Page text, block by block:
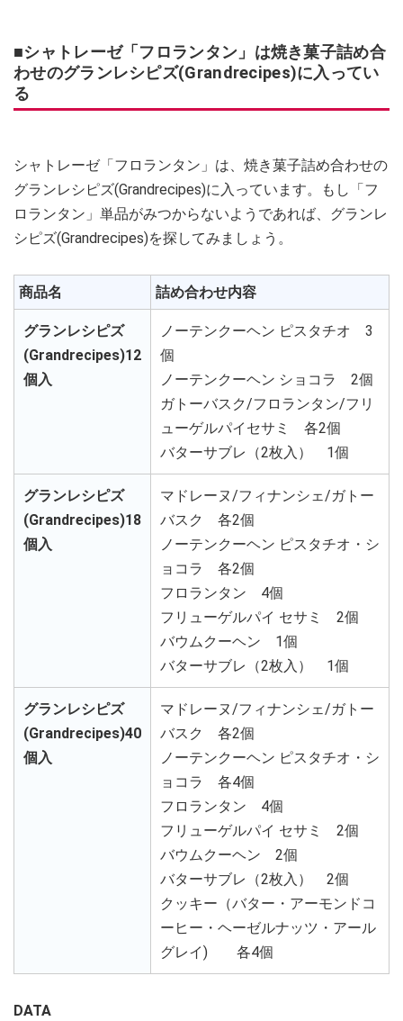
■シャトレーゼ「フロランタン」は焼き菓子詰め合
わせのグランレシピズ(Grandrecipes)に入ってい
る
シャトレーゼ「フロランタン」は、焼き菓子詰め合わせの
グランレシピズ(Grandrecipes)に入っています。もし「フ
ロランタン」単品がみつからないようであれば、グランレ
シピズ(Grandrecipes)を探してみましょう。
商品名 詰め合わせ内容
グランレシピズ
(Grandrecipes)12
個入
ノーテンクーヘン ピスタチオ 3
個
ノーテンクーヘン ショコラ 2個
ガトーバスク/フロランタン/フリ
ューゲルパイセサミ 各2個
バターサブレ（2枚入） 1個
グランレシピズ
(Grandrecipes)18
個入
マドレーヌ/フィナンシェ/ガトー
バスク 各2個
ノーテンクーヘン ピスタチオ・シ
ョコラ 各2個
フロランタン 4個
フリューゲルパイ セサミ 2個
バウムクーヘン 1個
バターサブレ（2枚入） 1個
グランレシピズ
(Grandrecipes)40
個入
マドレーヌ/フィナンシェ/ガトー
バスク 各2個
ノーテンクーヘン ピスタチオ・シ
ョコラ 各4個
フロランタン 4個
フリューゲルパイ セサミ 2個
バウムクーヘン 2個
バターサブレ（2枚入） 2個
クッキー（バター・アーモンドコ
ーヒー・ヘーゼルナッツ・アール
グレイ) 各4個
DATA